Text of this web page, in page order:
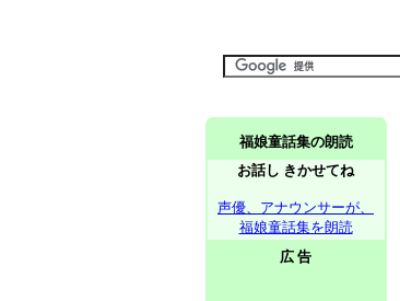
福娘童話集の朗読
お話し きかせてね
声優、アナウンサーが、
福娘童話集を朗読
広 告